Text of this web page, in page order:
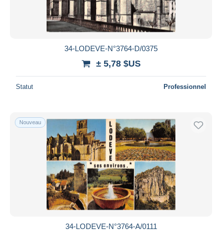
34-LODEVE-N°3764-D/0375
± 5,78 $US
Statut Professionnel
Nouveau
34-LODEVE-N°3764-A/0111